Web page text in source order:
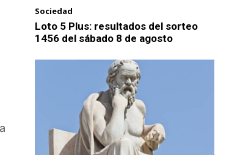
Sociedad
Loto 5 Plus: resultados del sorteo
1456 del sábado 8 de agosto